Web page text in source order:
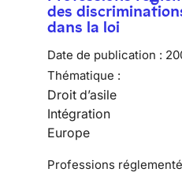
des
dans la loi
Date de publication :
Thématique :
Droit d’asile
Intégration
Europe
Professions